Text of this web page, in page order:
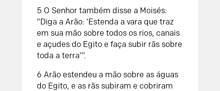
5 O Senhor também disse a Moisés:
“Diga a Arão: ‘Estenda a vara que traz
em sua mão sobre todos os rios, canais
e açudes do Egito e faça subir rãs sobre
toda a terra’”.
6 Arão estendeu a mão sobre as águas
do Egito, e as rãs subiram e cobriram